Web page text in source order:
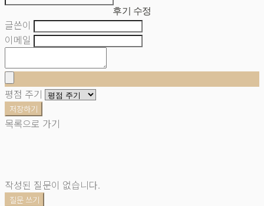
후기 수정
글쓴이
이메일
평점 주기
저장하기
목록으로 가기
작성된 질문이 없습니다.
질문 쓰기